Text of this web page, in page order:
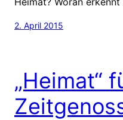
2. April 2015
„Heimat“